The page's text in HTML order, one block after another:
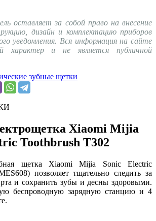
оставляет за собой право на внесение
дизайн и комплектацию приборов
уведомления. Вся информация на сайте
характер и не является публичной
зубные щетки
Xiaomi Mijia
Toothbrush T302
щетка Xiaomi Mijia Sonic Electric
позволяет тщательно следить за
и сохранить зубы и десны здоровыми.
беспроводную зарядную станцию и 4